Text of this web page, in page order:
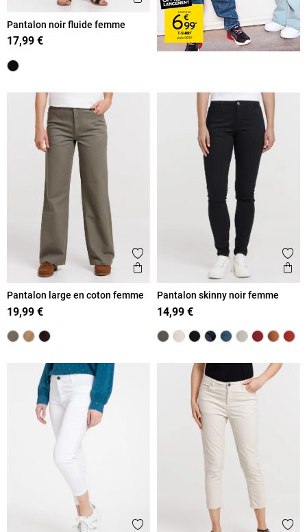
Pantalon noir fluide femme
17,99 €
Ajouter aux favoris
Aperçu rapide
Pantalon large en coton femme
19,99 €
Pantalon skinny noir femme
14,99 €